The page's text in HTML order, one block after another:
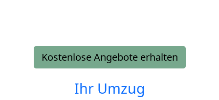
Kostenlose Angebote erhalten
Ihr Umzug